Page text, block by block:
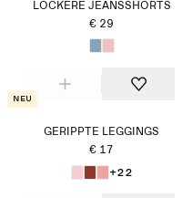
LOCKERE JEANSSHORTS
€ 29
Neu
GERIPPTE LEGGINGS
€ 17
+22